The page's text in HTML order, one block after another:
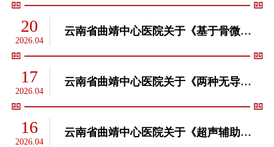
20
2026.04
云南省曲靖中心医院关于《基于骨微观结构促骨形成的关键技术创新及临床应用》项目申报2026年度云南省科学技术奖的公示
17
2026.04
云南省曲靖中心医院关于《两种无导线心脏起搏器的有效性、安全性、方法学、卫生经济学对比与应用研究》项目申报2026年度云南省科学技术奖的公示
16
2026.04
云南省曲靖中心医院关于《超声辅助微创腔内修复股动脉假性动脉瘤的探索与推广》项目申报2026年度云南省科学技术进步奖的公示